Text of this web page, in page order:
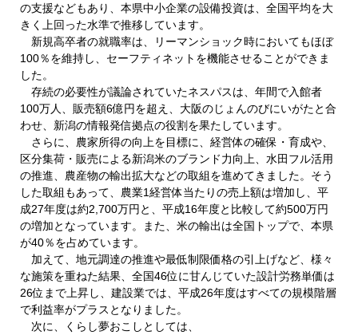
の支援などもあり、本県中小企業の設備投資は、全国平均を大
きく上回った水準で推移しています。
新規高卒者の就職率は、リーマンショック時においてもほぼ
100％を維持し、セーフティネットを機能させることができま
した。
存続の必要性が議論されていたネスパスは、年間で入館者
100万人、販売額6億円を超え、大阪のじょんのびにいがたと合
わせ、新潟の情報発信拠点の役割を果たしています。
さらに、農家所得の向上を目標に、経営体の確保・育成や、
区分集荷・販売による新潟米のブランド力向上、水田フル活用
の推進、農産物の輸出拡大などの取組を進めてきました。そう
した取組もあって、農業1経営体当たりの売上額は増加し、平
成27年度は約2,700万円と、平成16年度と比較して約500万円
の増加となっています。また、米の輸出は全国トップで、本県
が40％を占めています。
加えて、地元調達の推進や最低制限価格の引上げなど、様々
な施策を重ねた結果、全国46位に甘んじていた設計労務単価は
26位まで上昇し、建設業では、平成26年度はすべての規模階層
で利益率がプラスとなりました。
次に、くらし夢おこしとしては、